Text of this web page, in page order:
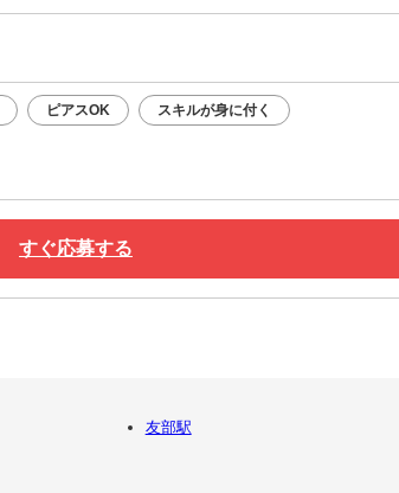
ピアスOK スキルが身に付く
すぐ応募する
友部駅